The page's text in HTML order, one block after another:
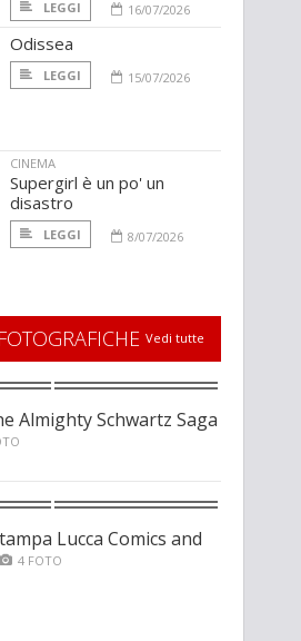
LEGGI 16/07/2026
Odissea
LEGGI 15/07/2026
CINEMA
Supergirl è un po' un
disastro
LEGGI 8/07/2026
Vedi tutte
Almighty Schwartz Saga
Lucca Comics and
4 FOTO